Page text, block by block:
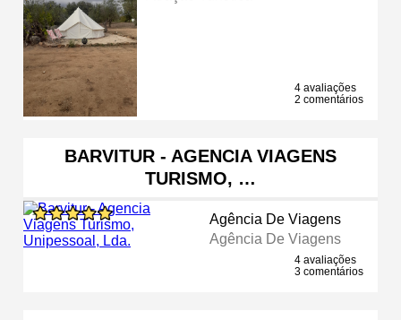
4 avaliações
2 comentários
BARVITUR - AGENCIA VIAGENS
TURISMO, …
Agência De Viagens
Agência De Viagens
4 avaliações
3 comentários